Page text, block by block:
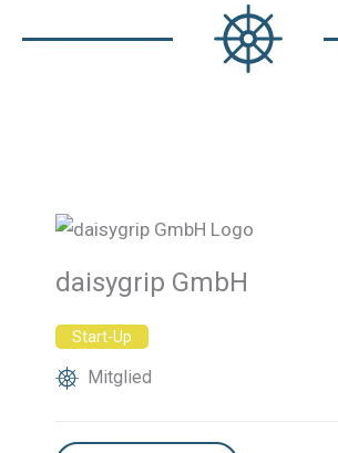
daisygrip GmbH
Start-Up
Mitglied